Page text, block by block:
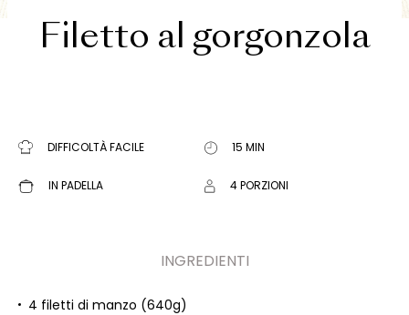
Filetto al gorgonzola
DIFFICOLTÀ FACILE 15 MIN
IN PADELLA 4 PORZIONI
INGREDIENTI
4 filetti di manzo (640g)